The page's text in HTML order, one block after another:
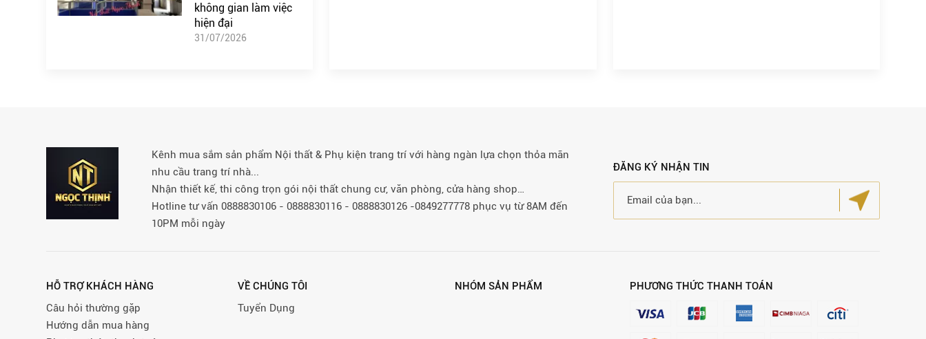
không gian làm việc
hiện đại
31/07/2026
Kênh mua sắm sản phẩm Nội thất & Phụ kiện trang trí với hàng ngàn lựa chọn thỏa mãn
nhu cầu trang trí nhà...
Nhận thiết kế, thi công trọn gói nội thất chung cư, văn phòng, cửa hàng shop…
Hotline tư vấn 0888830106 - 0888830116 - 0888830126 -0849277778 phục vụ từ 8AM đến
10PM mỗi ngày
ĐĂNG KÝ NHẬN TIN
HỖ TRỢ KHÁCH HÀNG
Câu hỏi thường gặp
Hướng dẫn mua hàng
VỀ CHÚNG TÔI
Tuyển Dụng
NHÓM SẢN PHẨM PHƯƠNG THỨC THANH TOÁN